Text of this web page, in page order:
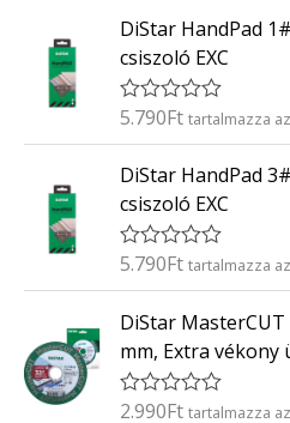
/
5
é
e
l
é
s
:
/
5
DiStar HandPad
csiszoló EXC
É
é
e
l
s
:
/
5
5.790Ft tartalmazza
DiStar HandPad
csiszoló EXC
É
é
e
l
é
s
5.790Ft tartalmazza
DiStar
mm, Extra vékony
É
2.990Ft tartalmazza